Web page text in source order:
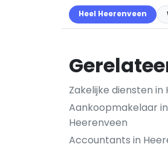
Heel Heerenveen
Zakelijke diensten in
Aankoopmakelaar in
Heerenveen
Accountants in